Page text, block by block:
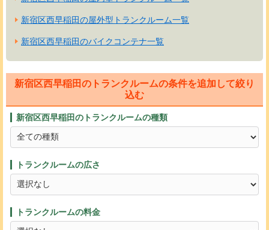
新宿区西早稲田の屋外型トランクルーム一覧
新宿区西早稲田のバイクコンテナ一覧
新宿区西早稲田のトランクルームの条件を追加して絞り
込む
新宿区西早稲田のトランクルームの種類
トランクルームの広さ
トランクルームの料金